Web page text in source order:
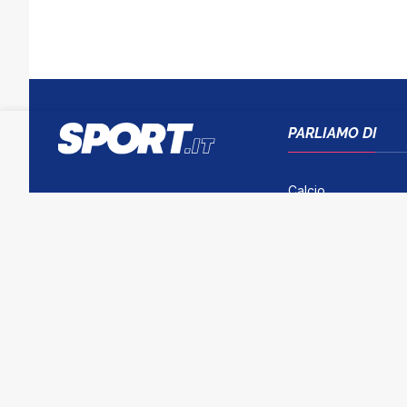
PARLIAMO DI
Calcio